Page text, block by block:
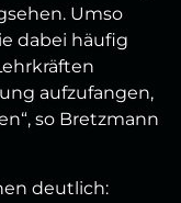
Umso
dabei häufig
aufzufangen,
so Bretzmann
deutlich: